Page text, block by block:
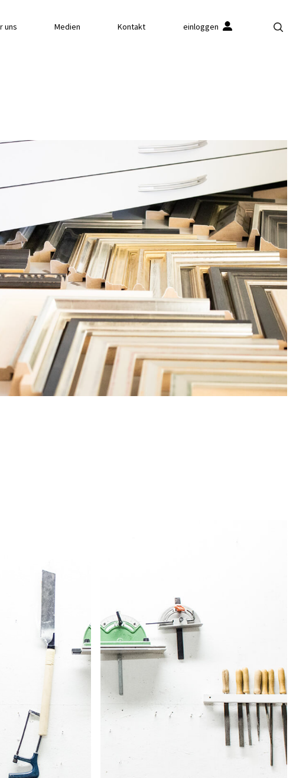
uns Medien Kontakt einloggen